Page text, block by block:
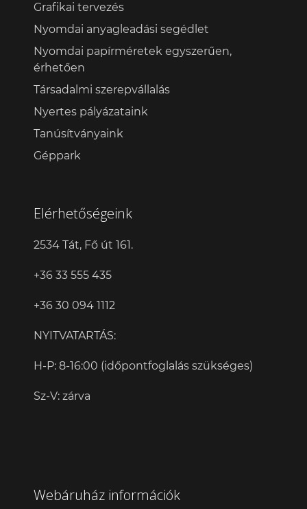
Grafikai tervezés
Nyomdai anyagleadási segédlet
Nyomdai papírméretek egyszerűen,
érhetően
Társadalmi szerepvállalás
Nyertes pályázataink
Tanúsítványaink
Géppark
Elérhetőségeink
2534 Tát, Fő út 161.
+36 33 555 435
+36 30 094 1112
NYITVATARTÁS:
H-P: 8-16:00 (időpontfoglalás szükséges)
Sz-V: zárva
Webáruház információk